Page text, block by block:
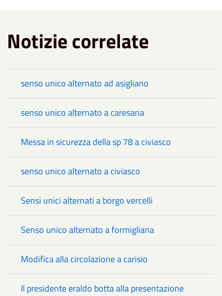
Notizie correlate
senso unico alternato ad asigliano
senso unico alternato a caresana
Messa in sicurezza della sp 78 a civiasco
senso unico alternato a civiasco
Sensi unici alternati a borgo vercelli
Senso unico alternato a formigliana
Modifica alla circolazione a carisio
Il presidente eraldo botta alla presentazione